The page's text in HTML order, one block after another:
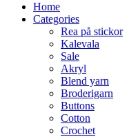
Home
Categories
Rea på stickor
Kalevala
Sale
Akryl
Blend yarn
Broderigarn
Buttons
Cotton
Crochet